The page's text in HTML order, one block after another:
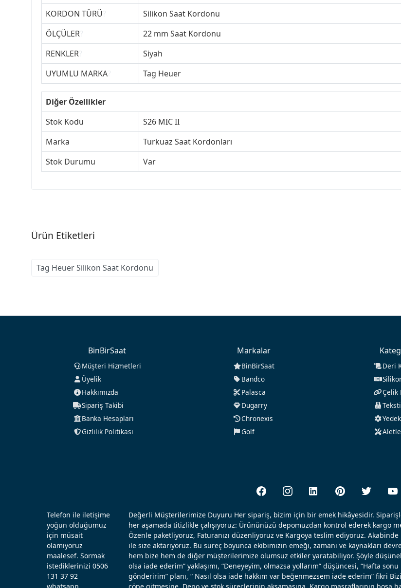
KORDON TÜRÜ
Silikon Saat Kordonu
ÖLÇÜLER
22 mm Saat Kordonu
RENKLER
Siyah
UYUMLU MARKA
Tag Heuer
Diğer Özellikler
Stok Kodu
S26 MIC II
Marka
Turkuaz Saat Kordonları
Stok Durumu
Var
Ürün Etiketleri
Tag Heuer Silikon Saat Kordonu
BinBirSaat
Müşteri Hizmetleri
Üyelik
Hakkımızda
Sipariş Takibi
Banka Hesapları
Gizlilik Politikası
Markalar
BinBirSaat
Bandco
Palasca
Dugarry
Chronexis
Golf
Deri
Çelik
Telefon ile iletişime
yoğun olduğumuz
için müsait
olamıyoruz
maalesef. Sormak
istediklerinizi 0506
131 37 92
Değerli Müşterilerimize Duyuru Her sipariş, bizim için bir emek hikâyesidir.
her aşamada titizlikle çalışıyoruz: Ürününüzü depomuzdan kontrol ederek kargo
Özenle paketliyoruz, Faturanızı düzenliyoruz ve Kargoya teslim ediyoruz.
ile size aktarıyoruz. Bu süreç boyunca ekibimizin emeği, zamanı ve kaynakları
hem bize hem de diğer müşterilerimize olumsuz etkiler yaratabiliyor. Şöyle
olsa iade ederim” yaklaşımı, “Deneyeyim, olmazsa yollarım” düşüncesi, “Hafta
gönderirim” planı, “ Nasıl olsa iade hakkım var beğenmezsem iade ederim” fikri